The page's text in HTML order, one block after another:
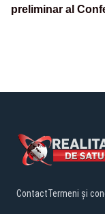
preliminar al
ContactTermeni și